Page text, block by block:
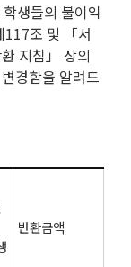
생들의 불이익
117조 및 「서
지침」 상의
경함을 알려드
반환금액